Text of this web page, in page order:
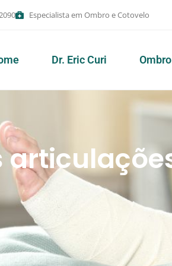
Especialista em Ombro e Cotovelo
Dr. Eric Curi Ombro